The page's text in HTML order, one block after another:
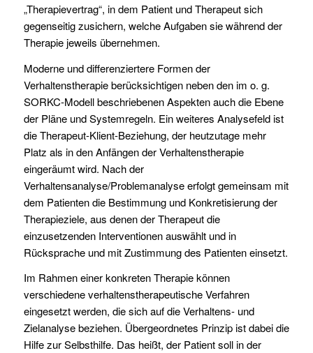
„Therapievertrag“, in dem Patient und Therapeut sich
gegenseitig zusichern, welche Aufgaben sie während der
Therapie jeweils übernehmen.
Moderne und differenziertere Formen der
Verhaltenstherapie berücksichtigen neben den im o. g.
SORKC-Modell beschriebenen Aspekten auch die Ebene
der Pläne und Systemregeln. Ein weiteres Analysefeld ist
die Therapeut-Klient-Beziehung, der heutzutage mehr
Platz als in den Anfängen der Verhaltenstherapie
eingeräumt wird. Nach der
Verhaltensanalyse/Problemanalyse erfolgt gemeinsam mit
dem Patienten die Bestimmung und Konkretisierung der
Therapieziele, aus denen der Therapeut die
einzusetzenden Interventionen auswählt und in
Rücksprache und mit Zustimmung des Patienten einsetzt.
Im Rahmen einer konkreten Therapie können
verschiedene verhaltenstherapeutische Verfahren
eingesetzt werden, die sich auf die Verhaltens- und
Zielanalyse beziehen. Übergeordnetes Prinzip ist dabei die
Hilfe zur Selbsthilfe. Das heißt, der Patient soll in der